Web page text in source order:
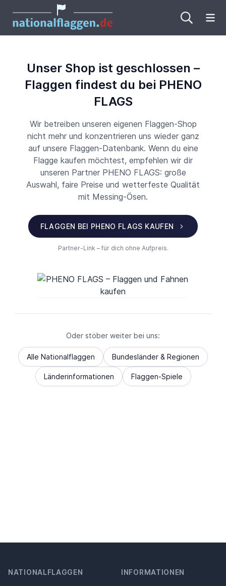
Unser Shop ist geschlossen –
Flaggen findest du bei PHENO
FLAGS
Wir betreiben unseren eigenen Flaggen-Shop
nicht mehr und konzentrieren uns wieder ganz
auf unsere Flaggen-Datenbank. Wenn du eine
Flagge kaufen möchtest, empfehlen wir dir
unseren Partner PHENO FLAGS: große
Auswahl, faire Preise und wetterfeste Qualität
mit Messing-Ösen.
FLAGGEN BEI PHENO FLAGS KAUFEN
Partner-Link – für dich ohne Aufpreis.
Oder stöber weiter bei uns:
Alle Nationalflaggen Bundesländer & Regionen
Länderinformationen Flaggen-Spiele
NATIONALFLAGGEN INFORMATIONEN